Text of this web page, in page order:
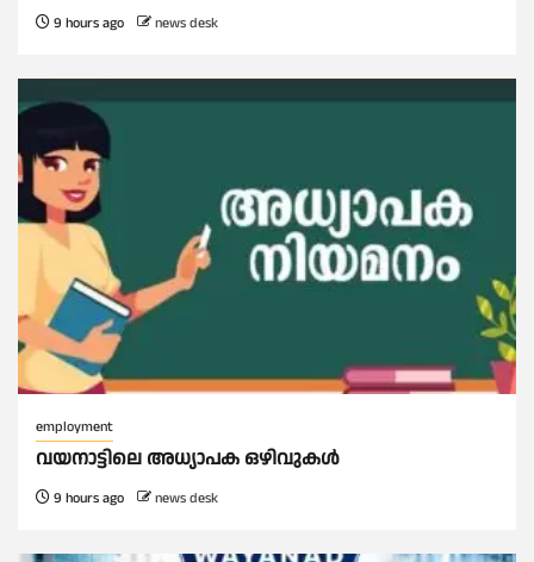
9 hours ago news desk
employment
വയനാട്ടിലെ അധ്യാപക ഒഴിവുകൾ
9 hours ago news desk